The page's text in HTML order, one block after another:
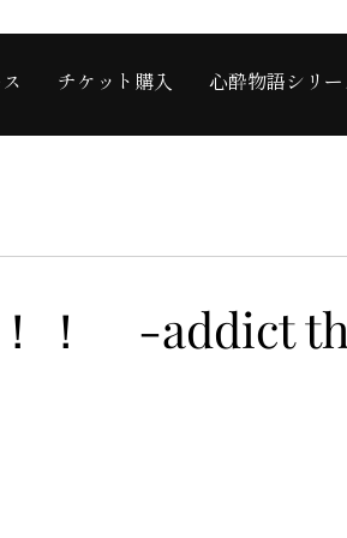
チケット購入 心酔物語シリ
！ -addict